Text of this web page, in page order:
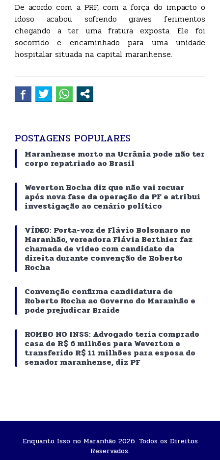
De acordo com a PRF, com a força do impacto o
idoso acabou sofrendo graves ferimentos
chegando a ter uma fratura exposta. Ele foi
socorrido e encaminhado para uma unidade
hospitalar situada na capital maranhense.
POSTAGENS POPULARES
Maranhense morto na Ucrânia pode não ter
corpo repatriado ao Brasil
Weverton Rocha diz que não vai recuar
após nova fase da operação da PF e atribui
investigação ao cenário político
VÍDEO: Porta-voz de Flávio Bolsonaro no
Maranhão, vereadora Flávia Berthier faz
chamada de vídeo com candidato da
direita durante convenção de Roberto
Rocha
Convenção confirma candidatura de
Roberto Rocha ao Governo do Maranhão e
pode prejudicar Braide
ROMBO NO INSS: Advogado teria comprado
casa de R$ 6 milhões para Weverton e
transferido R$ 11 milhões para esposa do
senador maranhense, diz PF
Enquanto Isso no Maranhão 2026. Todos os Direitos
Reservados.